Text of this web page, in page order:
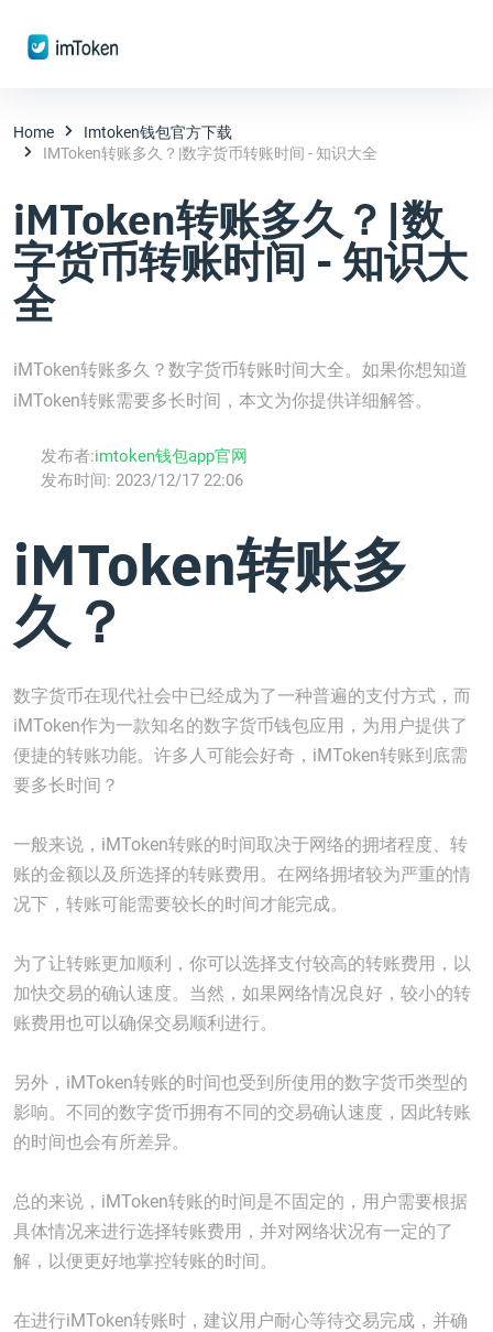
Home
Imtoken钱包官方下载
IMToken转账多久？|数字货币转账时间 - 知识大全
iMToken转账多久？|数
字货币转账时间 - 知识大
全
iMToken转账多久？数字货币转账时间大全。如果你想知道
iMToken转账需要多长时间，本文为你提供详细解答。
发布者:imtoken钱包app官网
发布时间: 2023/12/17 22:06
iMToken转账多
久？
数字货币在现代社会中已经成为了一种普遍的支付方式，而
iMToken作为一款知名的数字货币钱包应用，为用户提供了
便捷的转账功能。许多人可能会好奇，iMToken转账到底需
要多长时间？
一般来说，iMToken转账的时间取决于网络的拥堵程度、转
账的金额以及所选择的转账费用。在网络拥堵较为严重的情
况下，转账可能需要较长的时间才能完成。
为了让转账更加顺利，你可以选择支付较高的转账费用，以
加快交易的确认速度。当然，如果网络情况良好，较小的转
账费用也可以确保交易顺利进行。
另外，iMToken转账的时间也受到所使用的数字货币类型的
影响。不同的数字货币拥有不同的交易确认速度，因此转账
的时间也会有所差异。
总的来说，iMToken转账的时间是不固定的，用户需要根据
具体情况来进行选择转账费用，并对网络状况有一定的了
解，以便更好地掌控转账的时间。
在进行iMToken转账时，建议用户耐心等待交易完成，并确